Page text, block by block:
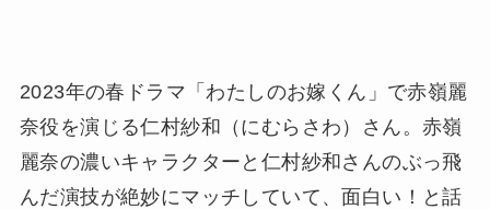
2023年の春ドラマ「わたしのお嫁くん」で赤嶺麗
奈役を演じる仁村紗和（にむらさわ）さん。赤嶺
麗奈の濃いキャラクターと仁村紗和さんのぶっ飛
んだ演技が絶妙にマッチしていて、面白い！と話